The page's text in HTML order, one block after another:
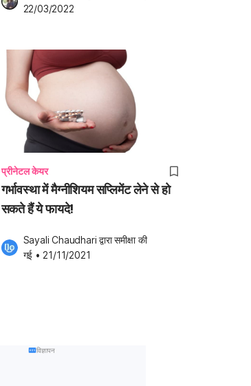
22/03/2022
प्रीनेटल केयर
गर्भावस्था में मैग्नीशियम सप्लिमेंट लेने से हो
सकते हैं ये फायदे!
Sayali Chaudhari द्वारा समीक्षा की
गई • 21/11/2021
विज्ञापन